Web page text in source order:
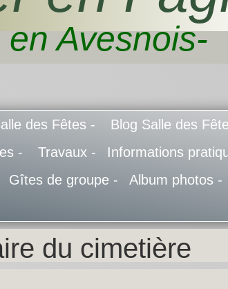
Avesnois-
des Fêtes - Blog Salle des
- Travaux -
Informations
Gîtes de groupe - Album photos -
du cimetière